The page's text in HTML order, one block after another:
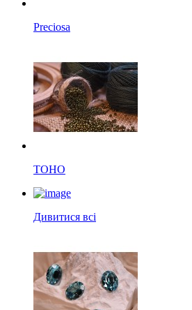
Preciosa
TOHO
Дивитися всі